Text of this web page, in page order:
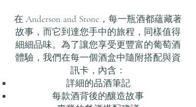
在 Anderson and Stone，每一瓶酒都蘊藏著
故事，而它到達您手中的旅程，同樣值得
細細品味。為了讓您享受更豐富的葡萄酒
體驗，我們在每一個酒盒中隨附搭配與資
訊卡，內含：
詳細的品酒筆記
每款酒背後的釀造故事